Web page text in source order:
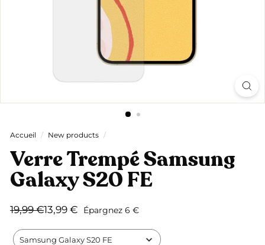
Accueil / New products /
Verre Trempé Samsung
Galaxy S20 FE
Prix
19,99 €19,99
Prix
13,99 €13,99
Épargnez 6 €
Samsung Galaxy S20 FE